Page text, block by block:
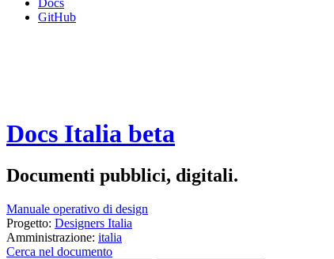
Docs
GitHub
Docs Italia beta
Documenti pubblici, digitali.
Manuale operativo di design
Progetto: Designers Italia
Amministrazione: italia
Cerca nel documento